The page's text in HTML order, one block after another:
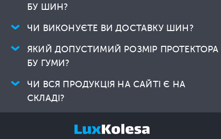
БУ ШИН?
ЧИ ВИКОНУЄТЕ ВИ ДОСТАВКУ ШИН?
ЯКИЙ ДОПУСТИМИЙ РОЗМІР ПРОТЕКТОРА
БУ ГУМИ?
ЧИ ВСЯ ПРОДУКЦІЯ НА САЙТІ Є НА
СКЛАДІ?